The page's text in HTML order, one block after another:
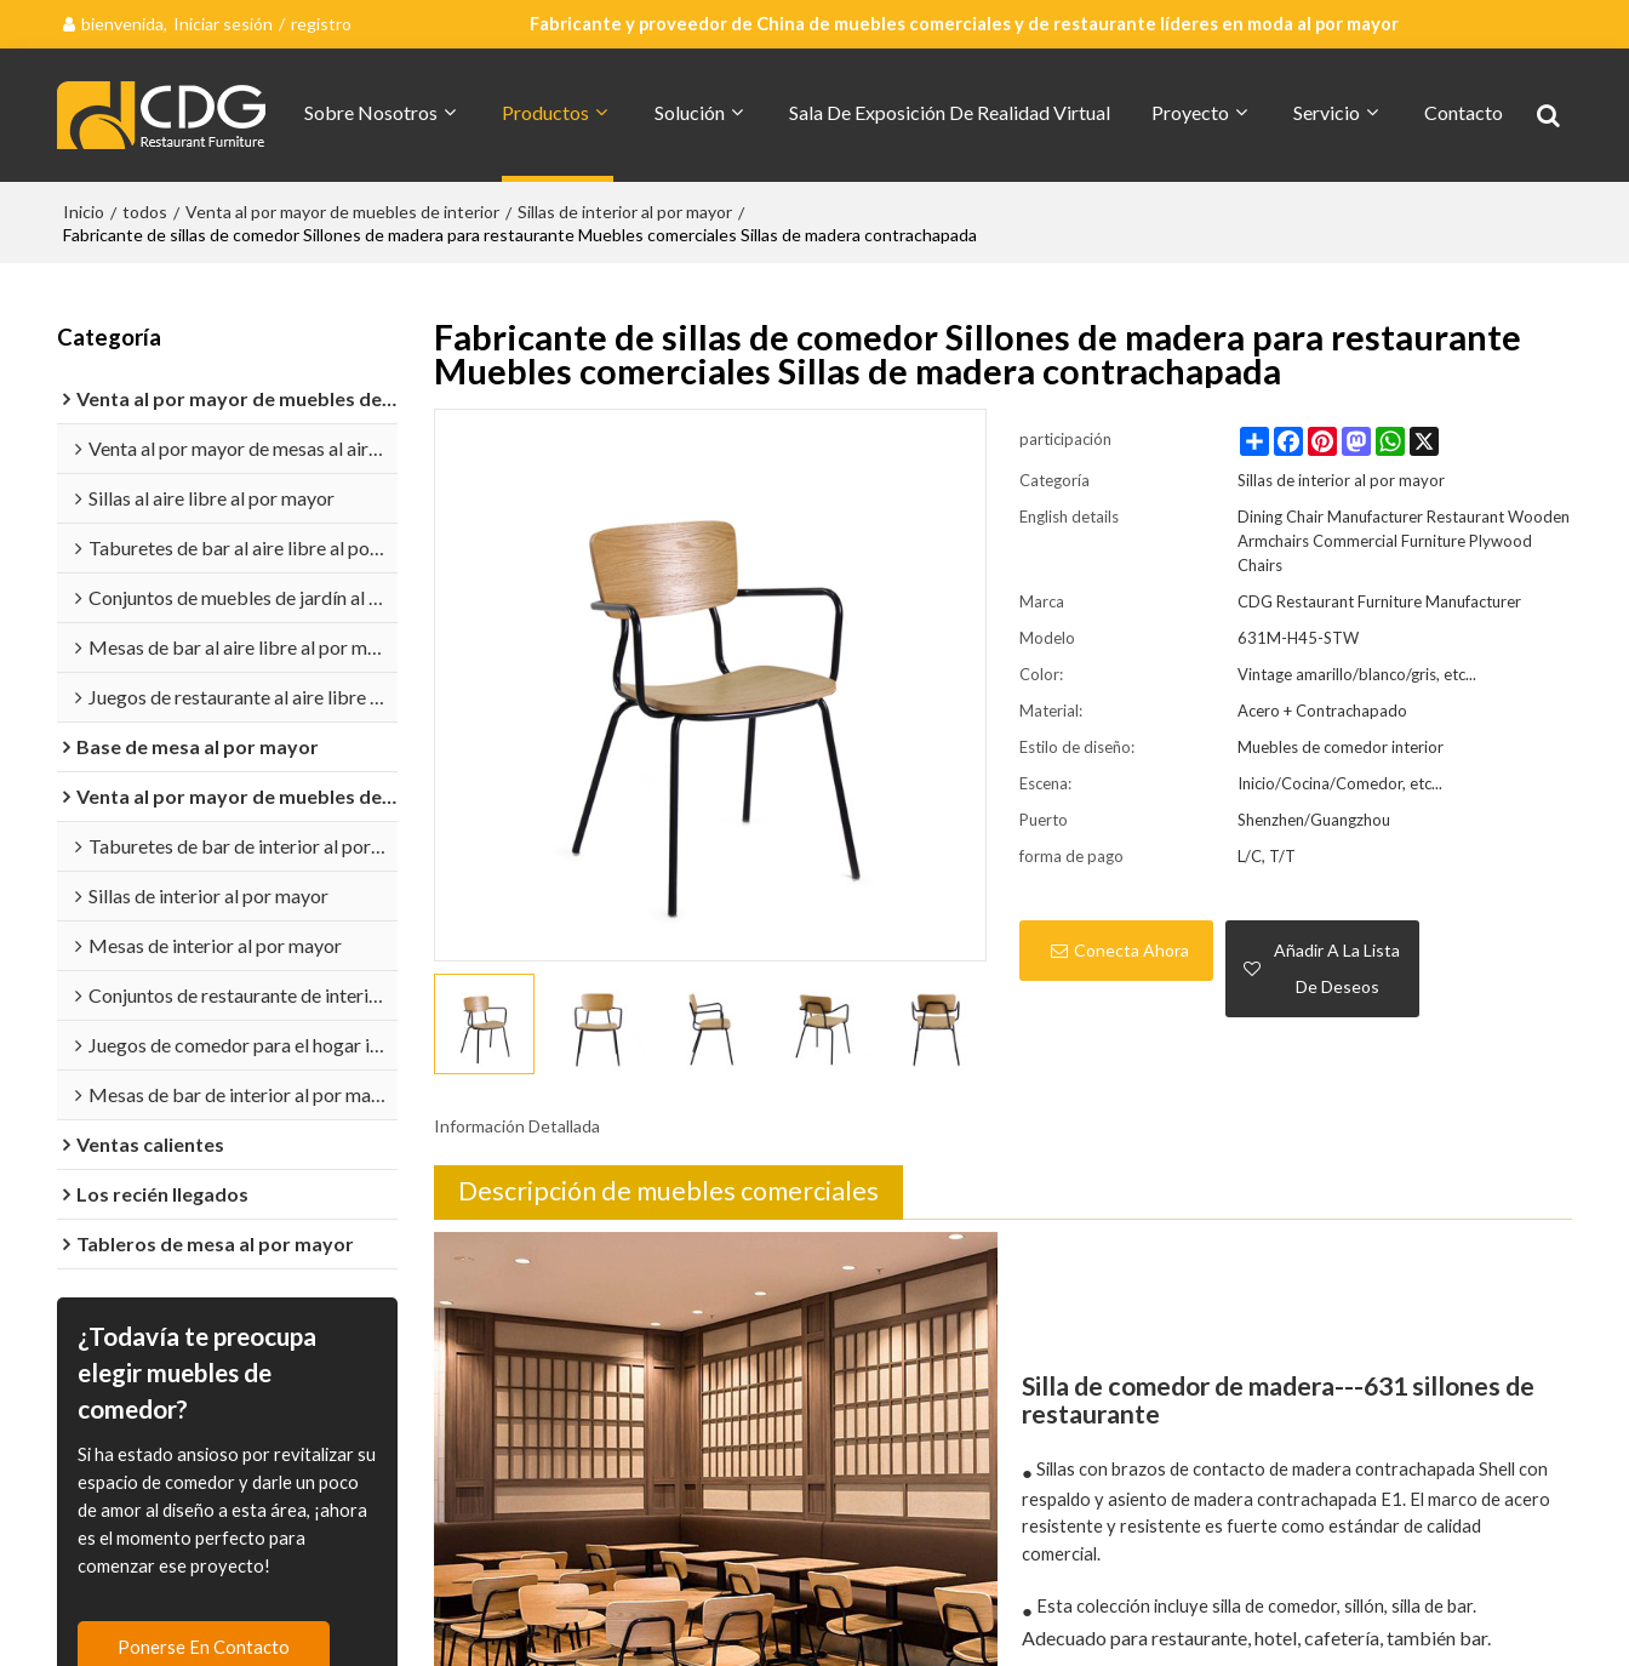
bienvenida, Iniciar sesión / registro Fabricante y proveedor de China de muebles comerciales y de restaurante líderes en moda al por mayor
Sobre Nosotros Productos Solución Sala De Exposición De Realidad Virtual Proyecto Servicio Contacto
Inicio / todos / Venta al por mayor de muebles de interior / Sillas de interior al por mayor /
Fabricante de sillas de comedor Sillones de madera para restaurante Muebles comerciales Sillas de madera contrachapada
Categoría
Venta al por mayor de muebles de exterior
Venta al por mayor de mesas al aire libre
Sillas al aire libre al por mayor
Taburetes de bar al aire libre al por mayor
Conjuntos de muebles de jardín al por mayor
Mesas de bar al aire libre al por mayor
Juegos de restaurante al aire libre al por mayor
Base de mesa al por mayor
Venta al por mayor de muebles de interior
Taburetes de bar de interior al por mayor
Sillas de interior al por mayor
Mesas de interior al por mayor
Conjuntos de restaurante de interior al por mayor
Juegos de comedor para el hogar interior al por mayor
Mesas de bar de interior al por mayor
Ventas calientes
Los recién llegados
Tableros de mesa al por mayor
¿Todavía te preocupa
elegir muebles de
comedor?
Si ha estado ansioso por revitalizar su
espacio de comedor y darle un poco
de amor al diseño a esta área, ¡ahora
es el momento perfecto para
comenzar ese proyecto!
Ponerse En Contacto
Fabricante de sillas de comedor Sillones de madera para restaurante
Muebles comerciales Sillas de madera contrachapada
participación ShareFacebookPinterestMastodonWhatsApp
X
Categoría
Sillas de interior al por mayor
English details
Dining Chair Manufacturer Restaurant Wooden
Armchairs Commercial Furniture Plywood
Chairs
Marca
CDG Restaurant Furniture Manufacturer
Modelo
631M-H45-STW
Color:
Vintage amarillo/blanco/gris, etc...
Material:
Acero + Contrachapado
Estilo de diseño:
Muebles de comedor interior
Escena:
Inicio/Cocina/Comedor, etc...
Puerto
Shenzhen/Guangzhou
forma de pago
L/C, T/T
Conecta Ahora
Añadir A La Lista
De Deseos
Información Detallada
Descripción de muebles comerciales
Silla de comedor de madera---631 sillones de
restaurante
● Sillas con brazos de contacto de madera contrachapada Shell con
respaldo y asiento de madera contrachapada E1. El marco de acero
resistente y resistente es fuerte como estándar de calidad
comercial.
● Esta colección incluye silla de comedor, sillón, silla de bar.
Adecuado para restaurante, hotel, cafetería, también bar.